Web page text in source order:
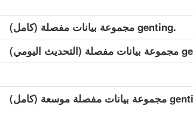
.genting مجموعة بيانات مفصلة (كامل)